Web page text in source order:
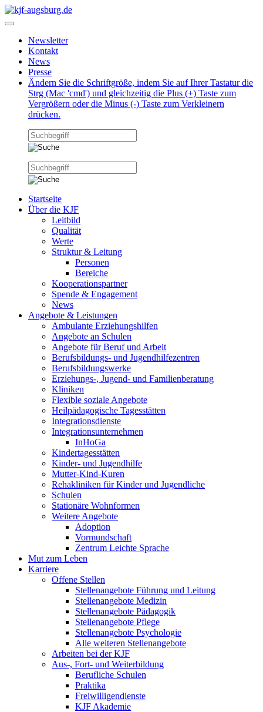
Newsletter
Kontakt
News
Presse
Ändern Sie die Schriftgröße, indem Sie auf Ihrer Tastatur die
Strg (Mac 'cmd') und gleichzeitig die Plus (+) Taste zum
Vergrößern oder die Minus (-) Taste zum Verkleinern
drücken.
Startseite
Über die KJF
Leitbild
Qualität
Werte
Struktur & Leitung
Personen
Bereiche
Kooperationspartner
Spende & Engagement
News
Angebote & Leistungen
Ambulante Erziehungshilfen
Angebote an Schulen
Angebote für Beruf und Arbeit
Berufsbildungs- und Jugendhilfezentren
Berufsbildungswerke
Erziehungs-, Jugend- und Familienberatung
Kliniken
Flexible soziale Angebote
Heilpädagogische Tagesstätten
Integrationsdienste
Integrationsunternehmen
InHoGa
Kindertagesstätten
Kinder- und Jugendhilfe
Mutter-Kind-Kuren
Rehakliniken für Kinder und Jugendliche
Schulen
Stationäre Wohnformen
Weitere Angebote
Adoption
Vormundschaft
Zentrum Leichte Sprache
Mut zum Leben
Karriere
Offene Stellen
Stellenangebote Führung und Leitung
Stellenangebote Medizin
Stellenangebote Pädagogik
Stellenangebote Pflege
Stellenangebote Psychologie
Alle weiteren Stellenangebote
Arbeiten bei der KJF
Aus-, Fort- und Weiterbildung
Berufliche Schulen
Praktika
Freiwilligendienste
KJF Akademie